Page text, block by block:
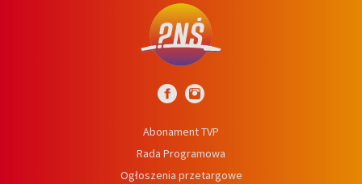
Abonament TVP
Rada Programowa
Ogłoszenia przetargowe